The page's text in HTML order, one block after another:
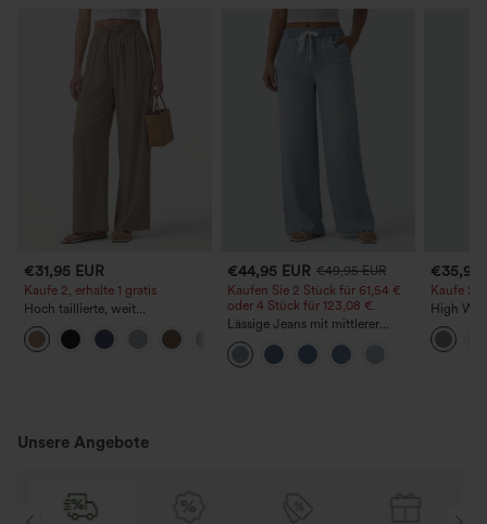
€31,95 EUR
Kaufe 2, erhalte 1 gratis
Hoch taillierte, weit
geschnittene Freizeithose aus
Leinenmischung mit Kordelzug
und Taschen
€44,95 EUR €49,95 EUR
Kaufen Sie 2 Stück für 61,54 €
oder 4 Stück für 123,08 €.
Lässige Jeans mit mittlerer
Bundhöhe, Kordelzug und
Taschen
€35,95
Kaufe 2,
High
Straight
Unsere Angebote